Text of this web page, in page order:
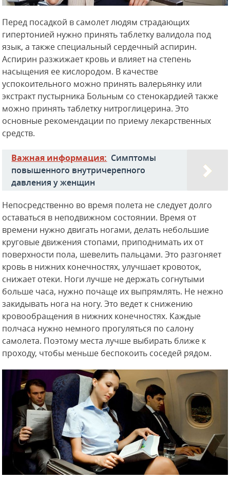
Перед посадкой в самолет людям страдающих
гипертонией нужно принять таблетку валидола под
язык, а также специальный сердечный аспирин.
Аспирин разжижает кровь и влияет на степень
насыщения ее кислородом. В качестве
успокоительного можно принять валерьянку или
экстракт пустырника Больным со стенокардией также
можно принять таблетку нитроглицерина. Это
основные рекомендации по приему лекарственных
средств.
Важная информация: Симптомы
повышенного внутричерепного
давления у женщин
Непосредственно во время полета не следует долго
оставаться в неподвижном состоянии. Время от
времени нужно двигать ногами, делать небольшие
круговые движения стопами, приподнимать их от
поверхности пола, шевелить пальцами. Это разгоняет
кровь в нижних конечностях, улучшает кровоток,
снижает отеки. Ноги лучше не держать согнутыми
больше часа, нужно почаще их выпрямлять. Не нежно
закидывать нога на ногу. Это ведет к снижению
кровообращения в нижних конечностях. Каждые
полчаса нужно немного прогуляться по салону
самолета. Поэтому места лучше выбирать ближе к
проходу, чтобы меньше беспокоить соседей рядом.